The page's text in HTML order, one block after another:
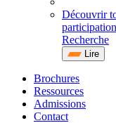
Découvrir
Recherche
Lire
Brochures
Ressources
Admissions
Contact